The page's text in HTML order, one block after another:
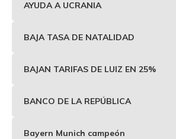
AYUDA A UCRANIA
BAJA TASA DE NATALIDAD
BAJAN TARIFAS DE LUIZ EN 25%
BANCO DE LA REPÚBLICA
Bayern Munich campeón